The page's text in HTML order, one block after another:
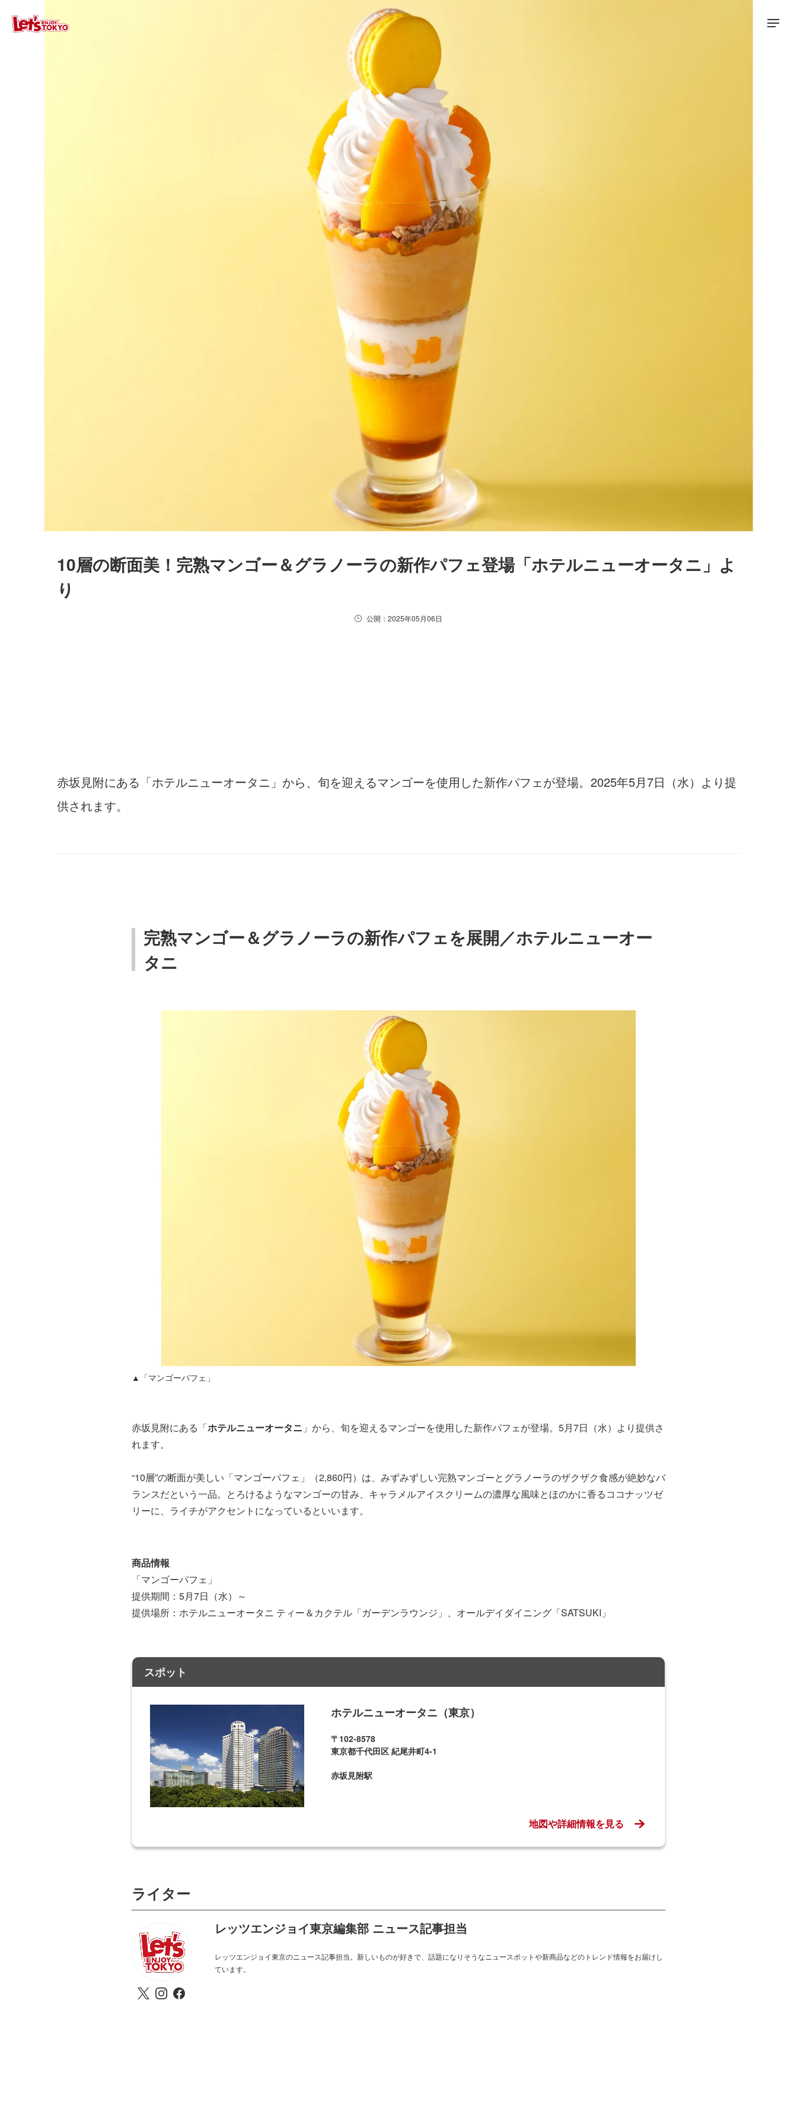
10層の断面美！完熟マンゴー＆グラノーラの新作パフェ登場「ホテルニューオータニ」よ
り
公開：2025年05月06日
赤坂見附にある「ホテルニューオータニ」から、旬を迎えるマンゴーを使用した新作パフェが登場。2025年5月7日（水）より提
供されます。
完熟マンゴー＆グラノーラの新作パフェを展開／ホテルニューオー
タニ
▲「マンゴーパフェ」
赤坂見附にある「ホテルニューオータニ 」から、旬を迎えるマンゴーを使用した新作パフェが登場。5月7日（水）より提供さ
れます。
“10層”の断面が美しい「マンゴーパフェ」（2,860円）は、みずみずしい完熟マンゴーとグラノーラのザクザク食感が絶妙なバ
ランスだという一品。とろけるようなマンゴーの甘み、キャラメルアイスクリームの濃厚な風味とほのかに香るココナッツゼ
リーに、ライチがアクセントになっているといいます。
商品情報
「マンゴーパフェ」
提供期間：5月7日（水）～
提供場所：ホテルニューオータニ ティー＆カクテル「ガーデンラウンジ」、オールデイダイニング「SATSUKI」
スポット
ホテルニューオータニ（東京）
〒102-8578
東京都千代田区 紀尾井町4-1
赤坂見附駅
地図や詳細情報を見る
ライター
レッツエンジョイ東京編集部 ニュース記事担当
レッツエンジョイ東京のニュース記事担当。新しいものが好きで、話題になりそうなニュースポットや新商品などのトレンド情報をお届けし
ています。